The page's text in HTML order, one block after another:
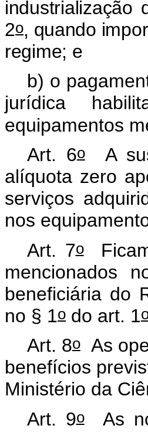
industrialização
2o, quando
regime; e
b) o
jurídica
equipamentos
Art. 6oA
alíquota zero
serviços
nos
Art. 7oFicam
mencionados
beneficiária do
no § 1o do art. 1
Art. 8oAs
benefícios
Ministério da
Art. 9oAs